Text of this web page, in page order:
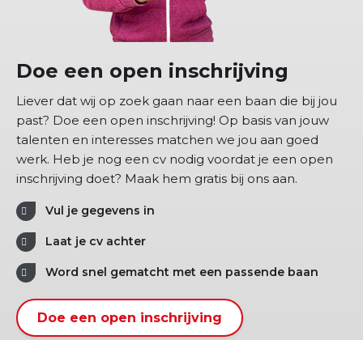
Doe een open inschrijving
Liever dat wij op zoek gaan naar een baan die bij jou
past? Doe een open inschrijving! Op basis van jouw
talenten en interesses matchen we jou aan goed
werk. Heb je nog een cv nodig voordat je een open
inschrijving doet? Maak hem gratis bij ons aan.
Vul je gegevens in
Laat je cv achter
Word snel gematcht met een passende baan
Doe een open inschrijving